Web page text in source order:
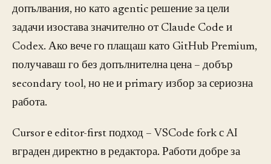
допълвания, но като agentic решение за цели
задачи изостава значително от Claude Code и
Codex. Ако вече го плащаш като GitHub Premium,
получаваш го без допълнителна цена – добър
secondary tool, но не и primary избор за сериозна
работа.
Cursor е editor-first подход – VSCode fork с AI
вграден директно в редактора. Работи добре за